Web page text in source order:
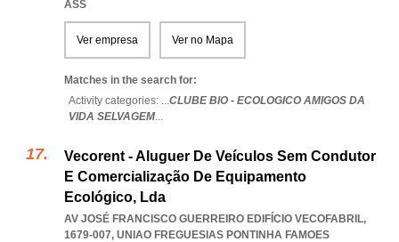
ASS
Ver empresa Ver no Mapa
Matches in the search for:
Activity categories: ...CLUBE BIO - ECOLOGICO AMIGOS DA
VIDA SELVAGEM...
Vecorent - Aluguer De Veículos Sem Condutor
E Comercialização De Equipamento
Ecológico, Lda
AV JOSÉ FRANCISCO GUERREIRO EDIFÍCIO VECOFABRIL,
1679-007, UNIAO FREGUESIAS PONTINHA FAMOES